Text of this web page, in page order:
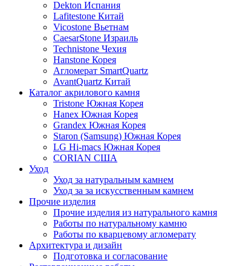
Dekton Испания
Lafitestone Китай
Vicostone Вьетнам
CaesarStone Израиль
Technistone Чехия
Hanstone Корея
Агломерат SmartQuartz
AvantQuartz Китай
Каталог акрилового камня
Tristone Южная Корея
Hanex Южная Корея
Grandex Южная Корея
Staron (Samsung) Южная Корея
LG Hi-macs Южная Корея
CORIAN США
Уход
Уход за натуральным камнем
Уход за за искусственным камнем
Прочие изделия
Прочие изделия из натурального камня
Работы по натуральному камню
Работы по кварцевому агломерату
Архитектура и дизайн
Подготовка и согласование